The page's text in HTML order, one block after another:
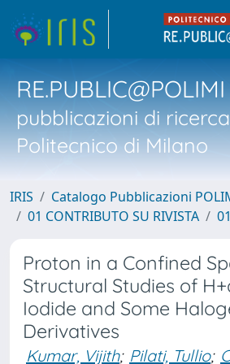
RE.PUBLIC@POLIMI
pubblicazioni di
Politecnico di Milano
IRIS
Catalogo Pubblicazioni
01 CONTRIBUTO SU RIVISTA
Proton in a Confined
Structural Studies of
Iodide and Some
Derivatives
Kumar, Vijith; Pilati, Tullio;